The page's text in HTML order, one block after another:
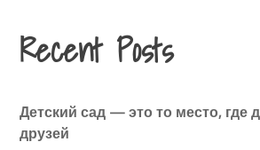
Recent Posts
Детский сад — это то место, где
друзей